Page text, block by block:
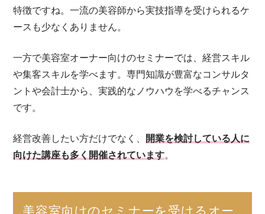
特徴ですね。一流の美容師から実技指導を受けられるケ
ースも少なくありません。
一方で美容室オーナー向けのセミナーでは、経営スキル
や集客スキルを学べます。専門知識が豊富なコンサルタ
ントや会計士から、実践的なノウハウを学べるチャンス
です。
経営改善したい方だけでなく、 開業を検討している人に
向けた講座も多く開催されています。
美容室向けのセミナーを受けるオー